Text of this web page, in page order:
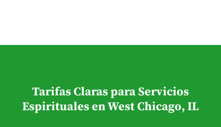
Tarifas Claras para Servicios
Espirituales en West Chicago, IL